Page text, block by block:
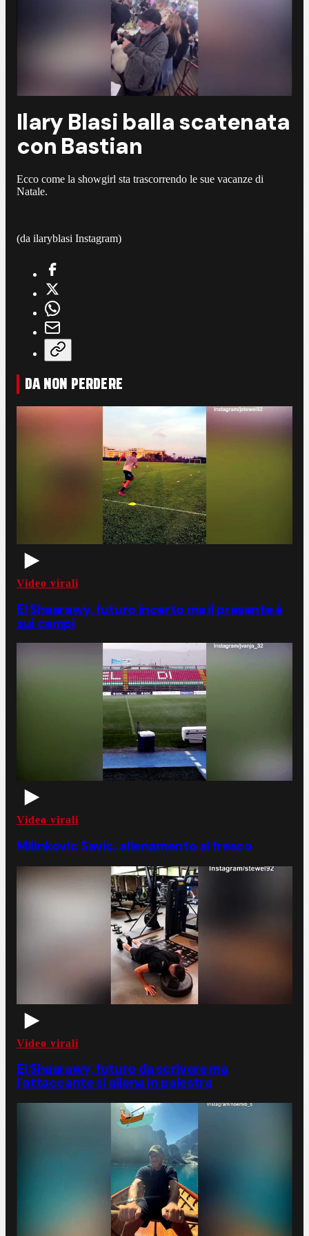
Ilary Blasi balla scatenata
con Bastian
Ecco come la showgirl sta trascorrendo le sue vacanze di
Natale.
(da ilaryblasi Instagram)
DA NON PERDERE
Video virali
El Shaarawy, futuro incerto ma il presente è
sui campi
Video virali
Milinkovic Savic, allenamento al fresco
Video virali
El Shaarawy, futuro da scrivere ma
l'attaccante si allena in palestra